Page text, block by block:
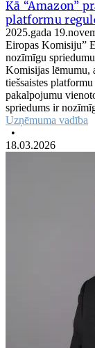
Kā “Amazon”
platformu
2025.gada
Eiropas Komisiju”
nozīmīgu
Komisijas lēmumu,
tiešsaistes
pakalpojumu
spriedums ir
Uzņēmuma vadība
•
18.03.2026